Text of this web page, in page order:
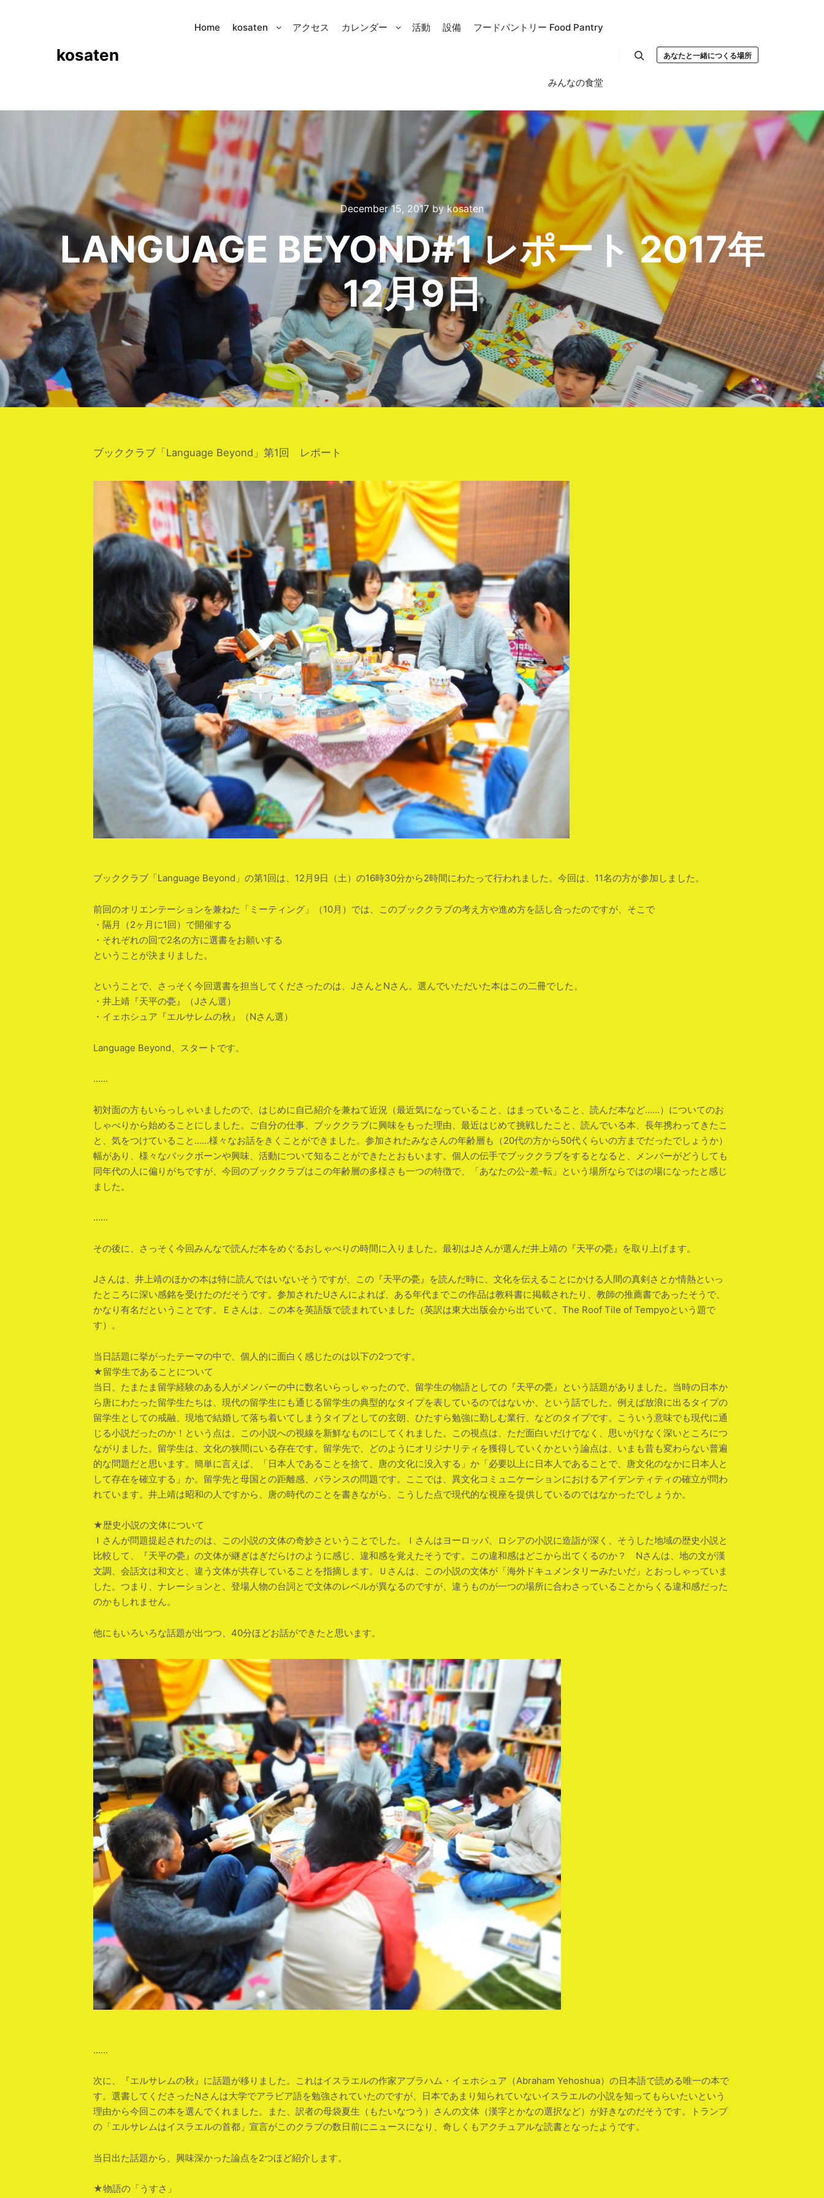
kosaten
Home kosaten アクセス カレンダー 活動 設備 フードパントリー Food Pantry
みんなの食堂
あなたと一緒につくる場所
December 15, 2017 bykosaten
LANGUAGE BEYOND#1 レポート 2017年
12月9日
ブッククラブ「Language Beyond」第1回 レポート
ブッククラブ「Language Beyond」の第1回は、12月9日（土）の16時30分から2時間にわたって行われました。今回は、11名の方が参加しました。
前回のオリエンテーションを兼ねた「ミーティング」（10月）では、このブッククラブの考え方や進め方を話し合ったのですが、そこで
・隔月（2ヶ月に1回）で開催する
・それぞれの回で2名の方に選書をお願いする
ということが決まりました。
ということで、さっそく今回選書を担当してくださったのは、JさんとNさん。選んでいただいた本はこの二冊でした。
・井上靖『天平の甍』（Jさん選）
・イェホシュア『エルサレムの秋』（Nさん選）
Language Beyond、スタートです。
……
初対面の方もいらっしゃいましたので、はじめに自己紹介を兼ねて近況（最近気になっていること、はまっていること、読んだ本など……）についてのお
しゃべりから始めることにしました。ご自分の仕事、ブッククラブに興味をもった理由、最近はじめて挑戦したこと、読んでいる本、長年携わってきたこ
と、気をつけていること……様々なお話をきくことができました。参加されたみなさんの年齢層も（20代の方から50代くらいの方までだったでしょうか）
幅があり、様々なバックボーンや興味、活動について知ることができたとおもいます。個人の伝手でブッククラブをするとなると、メンバーがどうしても
同年代の人に偏りがちですが、今回のブッククラブはこの年齢層の多様さも一つの特徴で、「あなたの公-差-転」という場所ならではの場になったと感じ
ました。
……
その後に、さっそく今回みんなで読んだ本をめぐるおしゃべりの時間に入りました。最初はJさんが選んだ井上靖の『天平の甍』を取り上げます。
Jさんは、井上靖のほかの本は特に読んではいないそうですが、この『天平の甍』を読んだ時に、文化を伝えることにかける人間の真剣さとか情熱といっ
たところに深い感銘を受けたのだそうです。参加されたUさんによれば、ある年代までこの作品は教科書に掲載されたり、教師の推薦書であったそうで、
かなり有名だということです。Ｅさんは、この本を英語版で読まれていました（英訳は東大出版会から出ていて、The Roof Tile of Tempyoという題で
す）。
当日話題に挙がったテーマの中で、個人的に面白く感じたのは以下の2つです。
★留学生であることについて
当日、たまたま留学経験のある人がメンバーの中に数名いらっしゃったので、留学生の物語としての『天平の甍』という話題がありました。当時の日本か
ら唐にわたった留学生たちは、現代の留学生にも通じる留学生の典型的なタイプを表しているのではないか、という話でした。例えば放浪に出るタイプの
留学生としての戒融、現地で結婚して落ち着いてしまうタイプとしての玄朗、ひたすら勉強に勤しむ業行、などのタイプです。こういう意味でも現代に通
じる小説だったのか！という点は、この小説への視線を新鮮なものにしてくれました。この視点は、ただ面白いだけでなく、思いがけなく深いところにつ
ながりました。留学生は、文化の狭間にいる存在です。留学先で、どのようにオリジナリティを獲得していくかという論点は、いまも昔も変わらない普遍
的な問題だと思います。簡単に言えば、「日本人であることを捨て、唐の文化に没入する」か「必要以上に日本人であることで、唐文化のなかに日本人と
して存在を確立する」か。留学先と母国との距離感、バランスの問題です。ここでは、異文化コミュニケーションにおけるアイデンティティの確立が問わ
れています。井上靖は昭和の人ですから、唐の時代のことを書きながら、こうした点で現代的な視座を提供しているのではなかったでしょうか。
★歴史小説の文体について
Ｉさんが問題提起されたのは、この小説の文体の奇妙さということでした。Ｉさんはヨーロッパ、ロシアの小説に造詣が深く、そうした地域の歴史小説と
比較して、『天平の甍』の文体が継ぎはぎだらけのように感じ、違和感を覚えたそうです。この違和感はどこから出てくるのか？ Nさんは、地の文が漢
文調、会話文は和文と、違う文体が共存していることを指摘します。Ｕさんは、この小説の文体が「海外ドキュメンタリーみたいだ」とおっしゃっていま
した。つまり、ナレーションと、登場人物の台詞とで文体のレベルが異なるのですが、違うものが一つの場所に合わさっていることからくる違和感だった
のかもしれません。
他にもいろいろな話題が出つつ、40分ほどお話ができたと思います。
……
次に、『エルサレムの秋』に話題が移りました。これはイスラエルの作家アブラハム・イェホシュア（Abraham Yehoshua）の日本語で読める唯一の本で
す。選書してくださったNさんは大学でアラビア語を勉強されていたのですが、日本であまり知られていないイスラエルの小説を知ってもらいたいという
理由から今回この本を選んでくれました。また、訳者の母袋夏生（もたいなつう）さんの文体（漢字とかなの選択など）が好きなのだそうです。トランプ
の「エルサレムはイスラエルの首都」宣言がこのクラブの数日前にニュースになり、奇しくもアクチュアルな読書となったようです。
当日出た話題から、興味深かった論点を2つほど紹介します。
★物語の「うすさ」